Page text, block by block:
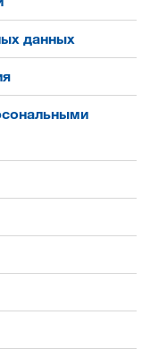
данных